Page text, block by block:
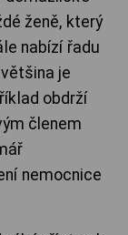
ženě, který
nabízí řadu
je
obdrží
členem
nemocnice